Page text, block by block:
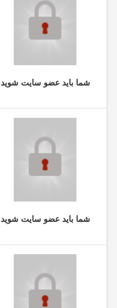
شما باید عضو سایت شوید
شما باید عضو سایت شوید